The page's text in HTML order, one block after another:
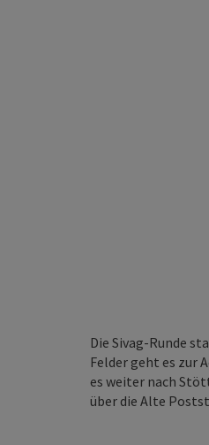
Die Sivag-Runde
Felder geht es zur
es weiter nach
über die Alte